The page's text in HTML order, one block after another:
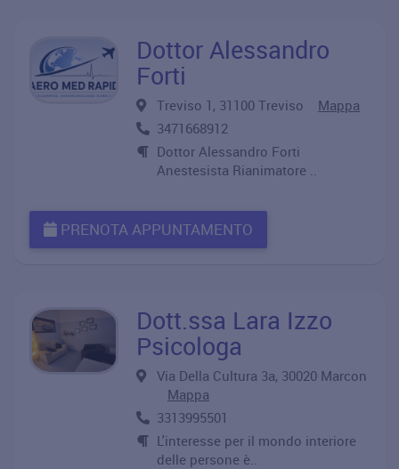
Dottor Alessandro
Forti
Treviso 1, 31100 Treviso Mappa
3471668912
Dottor Alessandro Forti
Anestesista Rianimatore ..
PRENOTA APPUNTAMENTO
Dott.ssa Lara Izzo
Psicologa
Via Della Cultura 3a, 30020 Marcon
Mappa
3313995501
L'interesse per il mondo interiore
delle persone è..